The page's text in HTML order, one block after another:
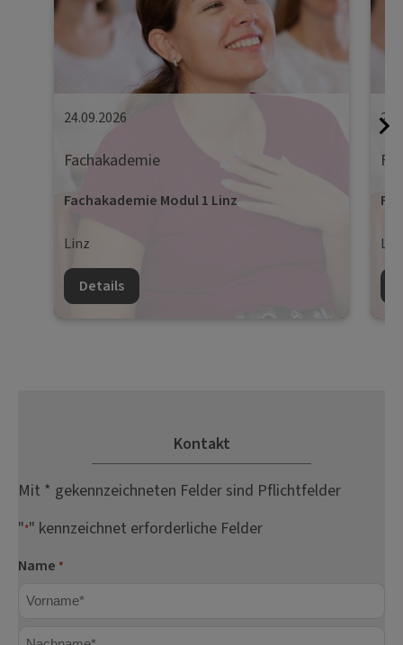
24.09.2026
Fachakademie
Fachakademie Modul 1 Linz
Linz
Details
Kontakt
Mit * gekennzeichneten Felder sind Pflichtfelder
"*" kennzeichnet erforderliche Felder
Name *